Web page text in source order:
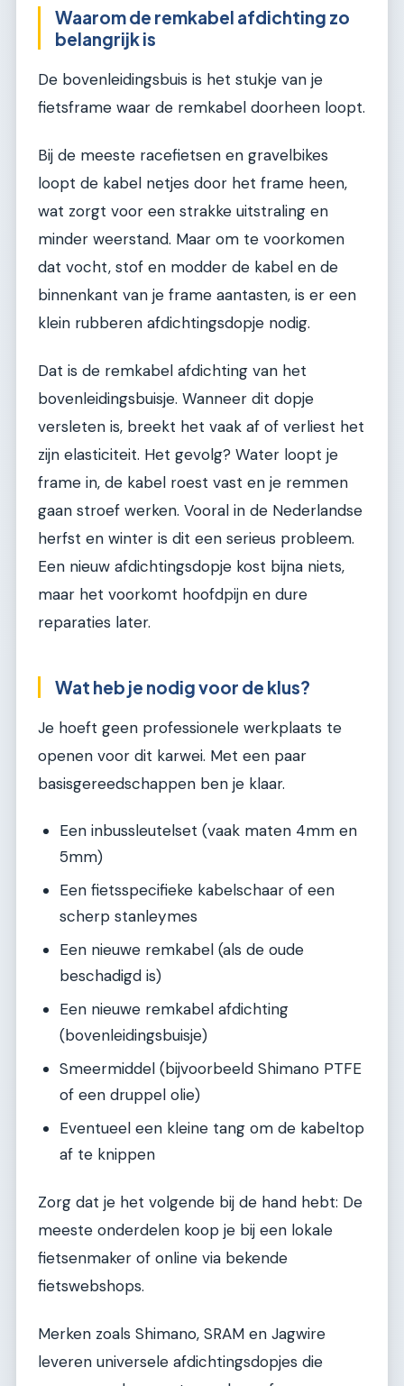
Waarom de remkabel afdichting zo
belangrijk is
De bovenleidingsbuis is het stukje van je
fietsframe waar de remkabel doorheen loopt.
Bij de meeste racefietsen en gravelbikes
loopt de kabel netjes door het frame heen,
wat zorgt voor een strakke uitstraling en
minder weerstand. Maar om te voorkomen
dat vocht, stof en modder de kabel en de
binnenkant van je frame aantasten, is er een
klein rubberen afdichtingsdopje nodig.
Dat is de remkabel afdichting van het
bovenleidingsbuisje. Wanneer dit dopje
versleten is, breekt het vaak af of verliest het
zijn elasticiteit. Het gevolg? Water loopt je
frame in, de kabel roest vast en je remmen
gaan stroef werken. Vooral in de Nederlandse
herfst en winter is dit een serieus probleem.
Een nieuw afdichtingsdopje kost bijna niets,
maar het voorkomt hoofdpijn en dure
reparaties later.
Wat heb je nodig voor de klus?
Je hoeft geen professionele werkplaats te
openen voor dit karwei. Met een paar
basisgereedschappen ben je klaar.
Een inbussleutelset (vaak maten 4mm en
5mm)
Een fietsspecifieke kabelschaar of een
scherp stanleymes
Een nieuwe remkabel (als de oude
beschadigd is)
Een nieuwe remkabel afdichting
(bovenleidingsbuisje)
Smeermiddel (bijvoorbeeld Shimano PTFE
of een druppel olie)
Eventueel een kleine tang om de kabeltop
af te knippen
Zorg dat je het volgende bij de hand hebt: De
meeste onderdelen koop je bij een lokale
fietsenmaker of online via bekende
fietswebshops.
Merken zoals Shimano, SRAM en Jagwire
leveren universele afdichtingsdopjes die